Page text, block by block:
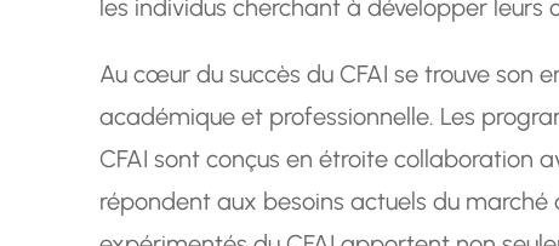
les individus cherchant à développer leurs
Au cœur du succès du CFAI se trouve son
académique et professionnelle. Les
CFAI sont conçus en étroite collaboration
répondent aux besoins actuels du